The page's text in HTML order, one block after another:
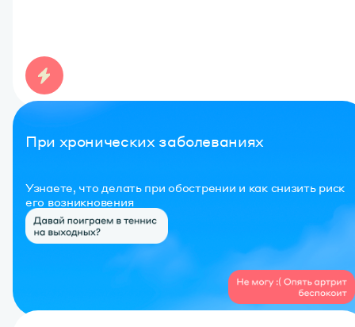
При хронических заболеваниях
Узнаете, что делать при обострении и как снизить риск
его возникновения